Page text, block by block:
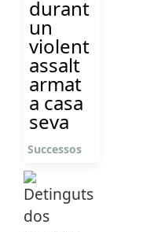
durant
un
violent
assalt
armat
a casa
seva
Successos